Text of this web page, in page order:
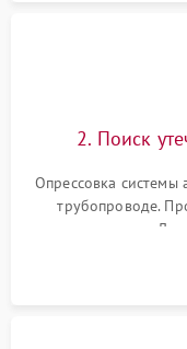
2. Поиск
Опрессовка
трубопроводе.
течеискателем.
продувка